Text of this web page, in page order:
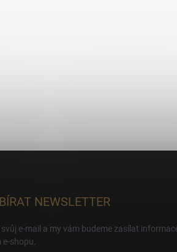
NEWSLETTER
e-mail a my vám budeme zasílat
e-shopu.